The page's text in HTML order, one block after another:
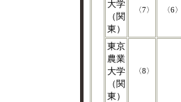
大学
（関
東）
〈7〉 〈6〉
東京
農業
大学
（関
東）
〈8〉